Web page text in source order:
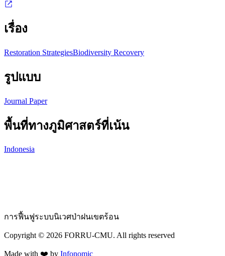
เรื่อง
Restoration StrategiesBiodiversity Recovery
รูปแบบ
Journal Paper
พื้นที่ทางภูมิศาสตร์ที่เน้น
Indonesia
การฟื้นฟูระบบนิเวศป่าฝนเขตร้อน
Copyright © 2026 FORRU-CMU. All rights reserved
Made with ❤️ by Infonomic